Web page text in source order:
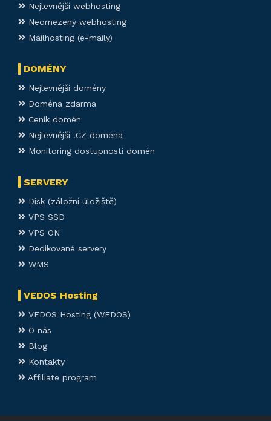
Nejlevnější webhosting
Neomezený webhosting
Mailhosting (e-maily)
DOMÉNY
Nejlevnější domény
Doména zdarma
Ceník domén
Nejlevnější .CZ doména
Monitoring dostupnosti domén
SERVERY
Disk (záložní úložiště)
VPS SSD
VPS ON
Dedikované servery
WMS
VEDOS Hosting
VEDOS Hosting (WEDOS)
O nás
Blog
Kontakty
Affiliate program